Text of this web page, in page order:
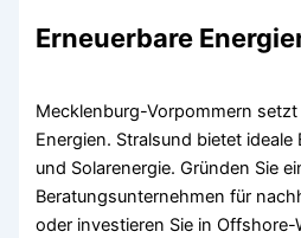
Erneuerbare
Mecklenburg-Vorpommern
Energien. Stralsund bietet
und Solarenergie. Gründen Sie
Beratungsunternehmen für
oder investieren Sie in